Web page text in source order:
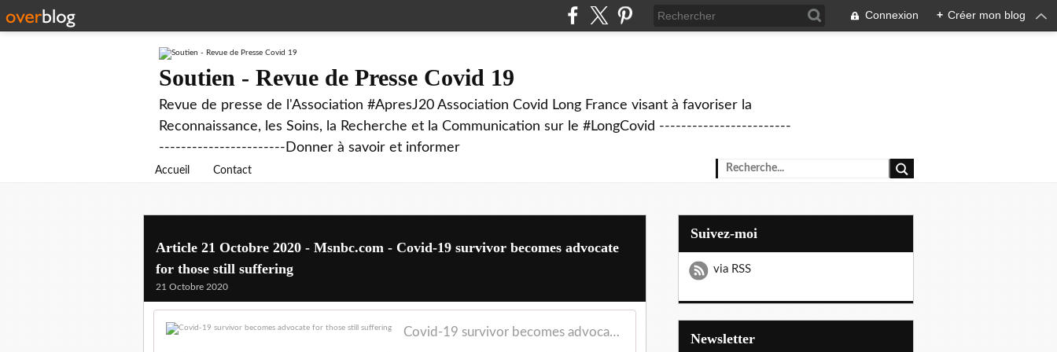
Connexion + Créer mon blog
Soutien - Revue de Presse Covid 19
Revue de presse de l'Association #ApresJ20 Association Covid Long France visant à favoriser la
Reconnaissance, les Soins, la Recherche et la Communication sur le #LongCovid ------------------------
-----------------------Donner à savoir et informer
Accueil Contact
Article 21 Octobre 2020 - Msnbc.com - Covid-19 survivor becomes advocate
for those still suffering
21 Octobre 2020
Covid-19 survivor becomes advocate for those still suffering
Suivez-moi
via RSS
Newsletter